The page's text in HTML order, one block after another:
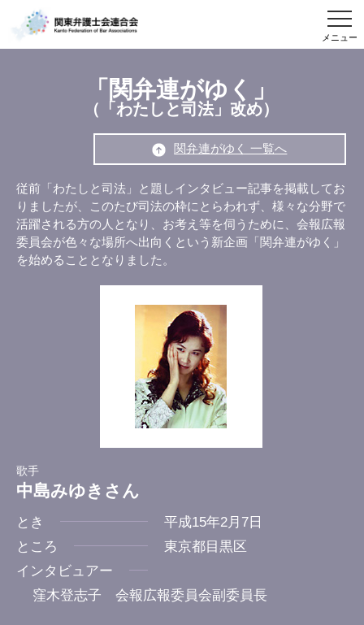
メニュー
「関弁連がゆく」
（「わたしと司法」改め）
関弁連がゆく 一覧へ
従前「わたしと司法」と題しインタビュー記事を掲載してお
りましたが、このたび司法の枠にとらわれず、様々な分野で
活躍される方の人となり、お考え等を伺うために、会報広報
委員会が色々な場所へ出向くという新企画「関弁連がゆく」
を始めることとなりました。
歌手
中島みゆきさん
とき
平成15年2月7日
ところ
東京都目黒区
インタビュアー
窪木登志子 会報広報委員会副委員長